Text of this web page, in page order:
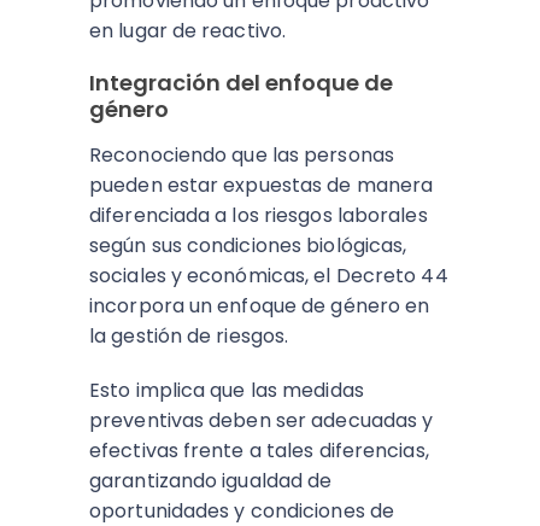
en lugar de reactivo.
Integración del enfoque de
género
Reconociendo que las personas
pueden estar expuestas de manera
diferenciada a los riesgos laborales
según sus condiciones biológicas,
sociales y económicas, el Decreto 44
incorpora un enfoque de género en
la gestión de riesgos.
Esto implica que las medidas
preventivas deben ser adecuadas y
efectivas frente a tales diferencias,
garantizando igualdad de
oportunidades y condiciones de